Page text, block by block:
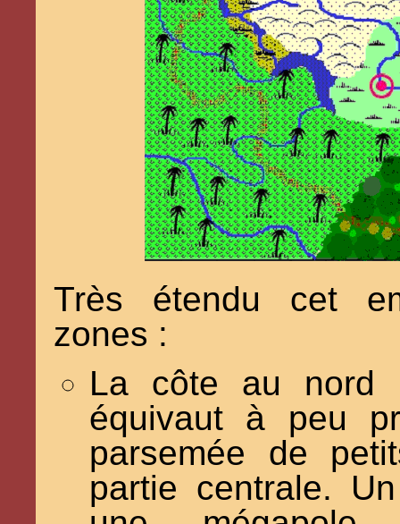
Très étendu cet
zones :
La côte au nord
équivaut à peu
parsemée de
partie centrale.